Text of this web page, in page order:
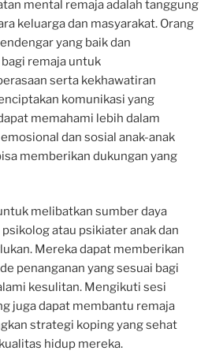
mental remaja adalah tanggung
keluarga dan masyarakat. Orang
yang baik dan
remaja untuk
serta kekhawatiran
komunikasi yang
memahami lebih dalam
dan sosial anak-anak
memberikan dukungan yang
melibatkan sumber daya
atau psikiater anak dan
Mereka dapat memberikan
penanganan yang sesuai bagi
kesulitan. Mengikuti sesi
juga dapat membantu remaja
strategi koping yang sehat
hidup mereka.